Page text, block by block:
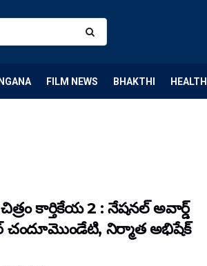
FILM NEWS BHAKTHI HEALTH
కార్తికేయ 2 : నేషనల్ అవార్డ్
చందూమొండేటి, నిర్మాత అభిషేక్‌